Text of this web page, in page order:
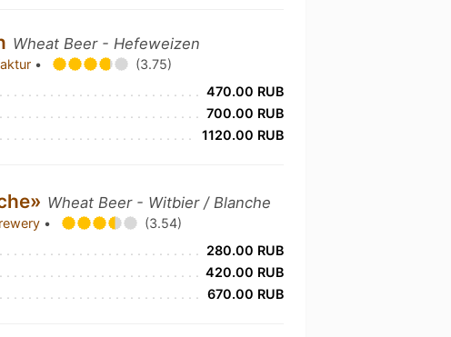
Wheat Beer - Hefeweizen
•
(3.75)
470.00 RUB
700.00 RUB
1120.00 RUB
Wheat Beer - Witbier / Blanche
•
(3.54)
280.00 RUB
420.00 RUB
670.00 RUB